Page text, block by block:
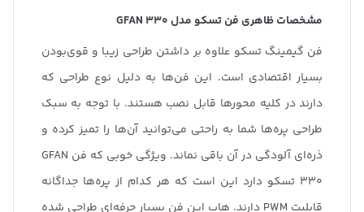
مشخصات ظاهری فن تسکو مدل GFAN 330
فن گیمینگ تسکو علاوه بر داشتن طراحی زیبا و قوی‌بودن
بسیار اقتصادی است. این فن‌ها به دلیل نوع طراحی که
دارند در کلیه محورها قابل نصب هستند. با توجه به سبک
طراحی پره‌ها شما به راحتی می‌توانید آن‌ها را تمیز کرده و
ذره‌ای آلودگی در آن باقی نماند. ویژگی خوبی که فن GFAN
330 تسکو دارد این است که هر کدام از پره‌ها جداگانه
قابلیت PWM دارند. هاب این فن بسیار حرفه‌ای طراحی شده